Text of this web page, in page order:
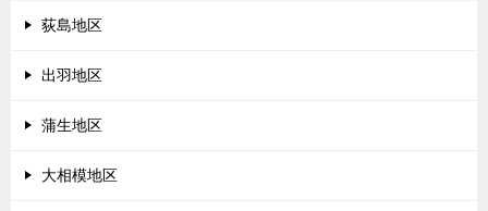
荻島地区
出羽地区
蒲生地区
大相模地区